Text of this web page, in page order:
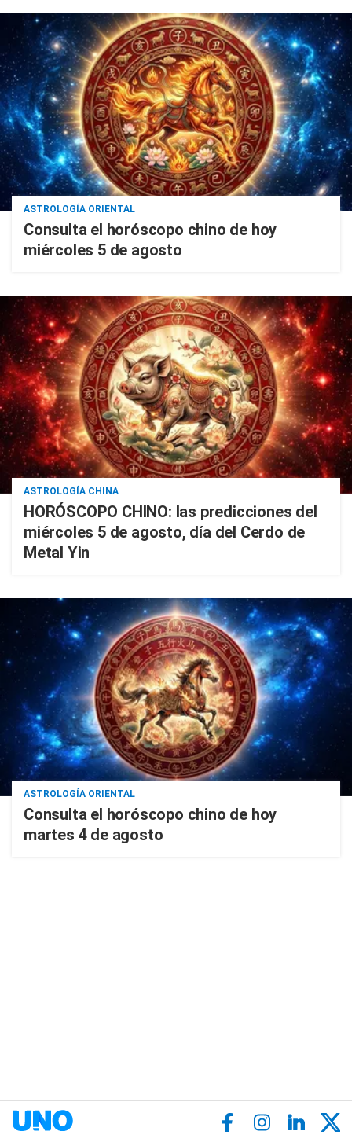
ASTROLOGÍA ORIENTAL
Consulta el horóscopo chino de hoy
miércoles 5 de agosto
ASTROLOGÍA CHINA
HORÓSCOPO CHINO: las predicciones del
miércoles 5 de agosto, día del Cerdo de
Metal Yin
ASTROLOGÍA ORIENTAL
Consulta el horóscopo chino de hoy
martes 4 de agosto